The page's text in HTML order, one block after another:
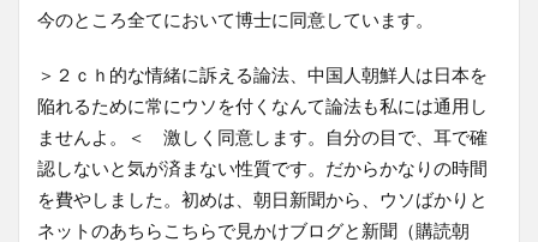
今のところ全てにおいて博士に同意しています。
＞２ｃｈ的な情緒に訴える論法、中国人朝鮮人は日本を
陥れるために常にウソを付くなんて論法も私には通用し
ませんよ。＜ 激しく同意します。自分の目で、耳で確
認しないと気が済まない性質です。だからかなりの時間
を費やしました。初めは、朝日新聞から、ウソばかりと
ネットのあちらこちらで見かけブログと新聞（購読朝